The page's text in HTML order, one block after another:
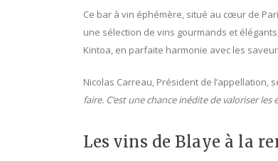
Ce bar à vin éphémère, situé au cœur de
une sélection de vins gourmands et
Kintoa, en parfaite harmonie avec les
Nicolas Carreau, Président de l’appellation,
faire. C’est une chance inédite de valoriser
Les vins de Blaye à la